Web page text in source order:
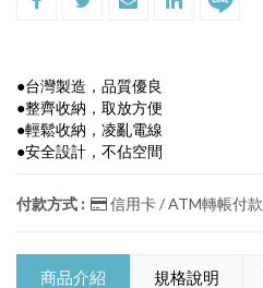
●台灣製造，品質優良
●整齊收納，取放方便
●輕鬆收納，凌亂電線
●安全設計，不佔空間
付款方式 : 信用卡 / ATM轉帳付款
商品介紹 規格說明